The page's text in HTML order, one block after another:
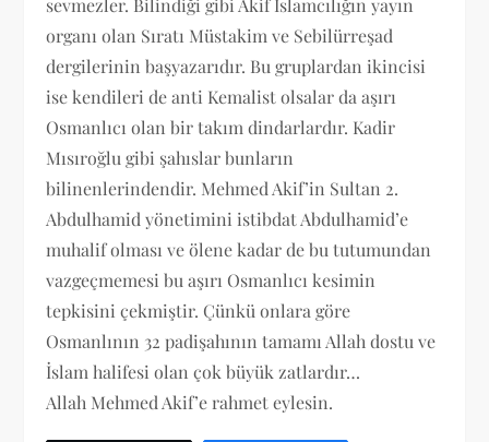
sevmezler. Bilindiği gibi Akif İslamcılığın yayın
organı olan Sıratı Müstakim ve Sebilürreşad
dergilerinin başyazarıdır. Bu gruplardan ikincisi
ise kendileri de anti Kemalist olsalar da aşırı
Osmanlıcı olan bir takım dindarlardır. Kadir
Mısıroğlu gibi şahıslar bunların
bilinenlerindendir. Mehmed Akif’in Sultan 2.
Abdulhamid yönetimini istibdat Abdulhamid’e
muhalif olması ve ölene kadar de bu tutumundan
vazgeçmemesi bu aşırı Osmanlıcı kesimin
tepkisini çekmiştir. Çünkü onlara göre
Osmanlının 32 padişahının tamamı Allah dostu ve
İslam halifesi olan çok büyük zatlardır…
Allah Mehmed Akif’e rahmet eylesin.